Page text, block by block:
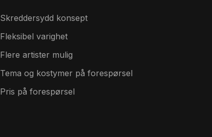
Skreddersydd konsept
Fleksibel varighet
Flere artister mulig
Tema og kostymer på forespørsel
Pris på forespørsel